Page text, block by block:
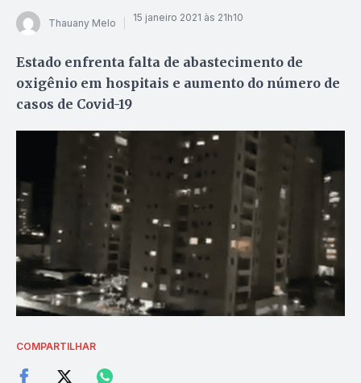
Thauany Melo 15 janeiro 2021 às 21h10
Estado enfrenta falta de abastecimento de
oxigênio em hospitais e aumento do número de
casos de Covid-19
COMPARTILHAR